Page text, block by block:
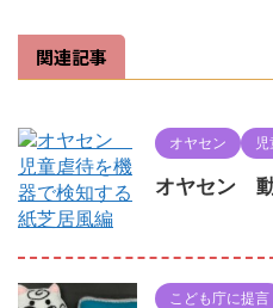
関連記事
オヤセン
オヤセン
こども庁に提言